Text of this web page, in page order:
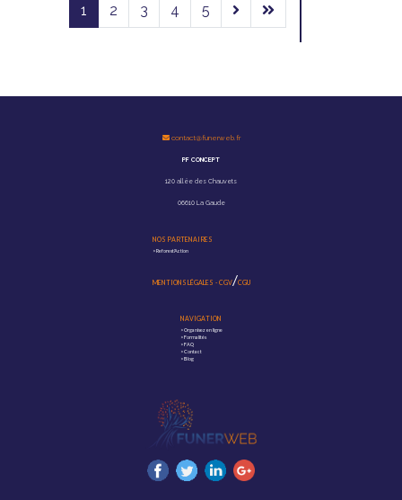
1 2 3 4 5
contact@funerweb.fr
PF CONCEPT
120 allée des Chauvets
06610 La Gaude
NOS PARTENAIRES
>Reforest'Action
MENTIONS LÉGALES - CGV/CGU
NAVIGATION
>Organisez en ligne
>Formalités
>FAQ
>Contact
>Blog